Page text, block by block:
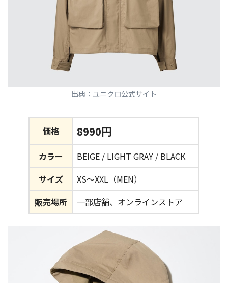
出典：ユニクロ公式サイト
価格 8990円
カラー
BEIGE / LIGHT GRAY / BLACK
サイズ
XS～XXL（MEN）
販売場所
一部店舗、オンラインストア